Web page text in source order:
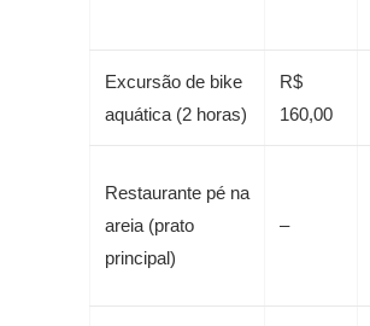
Excursão de bike
aquática (2 horas)
R$
160,00
Restaurante pé na
areia (prato
principal)
–